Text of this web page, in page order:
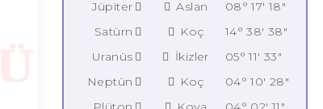
Jüpiter
Aslan
08° 17' 18"
Satürn
Koç
14° 38' 38"
Uranüs
İkizler
05° 11' 33"
Neptün
Koç
04° 10' 28"